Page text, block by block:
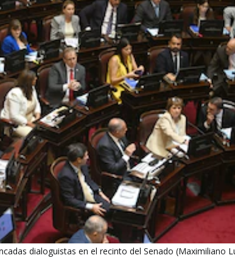
dialoguistas en el recinto del Senado (Maximiliano